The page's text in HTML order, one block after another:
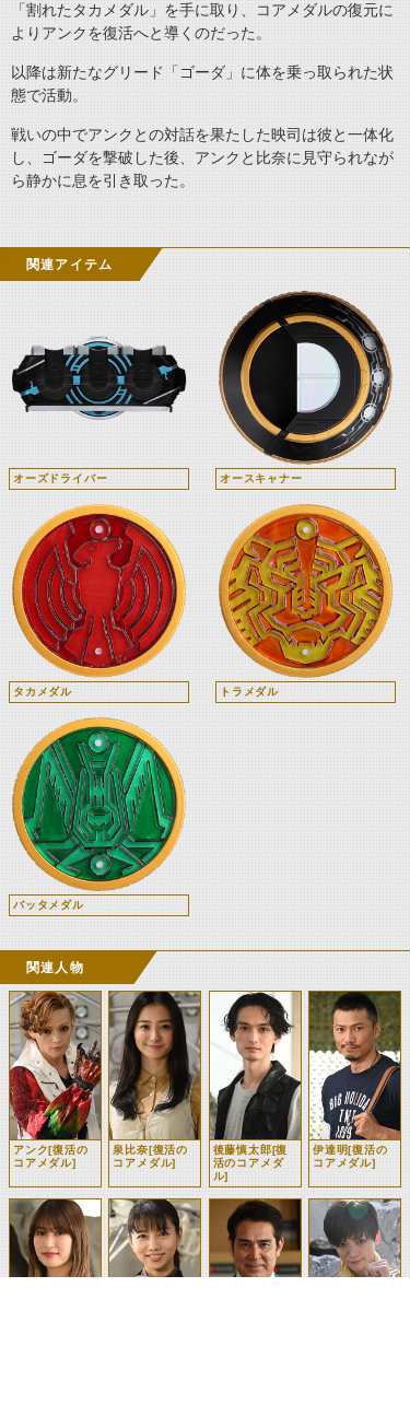
「割れたタカメダル」を手に取り、コアメダルの復元に
よりアンクを復活へと導くのだった。
以降は新たなグリード「ゴーダ」に体を乗っ取られた状
態で活動。
戦いの中でアンクとの対話を果たした映司は彼と一体化
し、ゴーダを撃破した後、アンクと比奈に見守られなが
ら静かに息を引き取った。
関連アイテム
オーズドライバー オースキャナー
タカメダル トラメダル
バッタメダル
関連人物
アンク[復活の
コアメダル]
泉比奈[復活の
コアメダル]
後藤慎太郎[復
活のコアメダ
ル]
伊達明[復活の
コアメダル]